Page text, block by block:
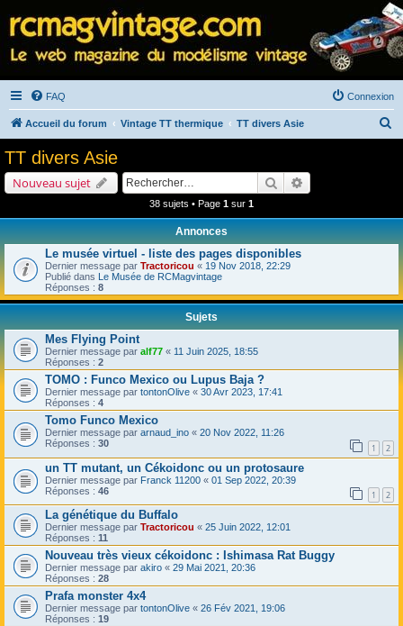
FAQ Connexion
Accueil du forum Vintage TT thermique TT divers Asie
e
TT divers Asie
Nouveau sujet Rechercher
38 sujets • Page 1 sur 1
Annonces
Le musée virtuel - liste des pages disponibles
Dernier message par Tractoricou « 19 Nov 2018, 22:29
Publié dans Le Musée de RCMagvintage
Réponses : 8
Sujets
Mes Flying Point
Dernier message par alf77 « 11 Juin 2025, 18:55
Réponses : 2
TOMO : Funco Mexico ou Lupus Baja ?
Dernier message par tontonOlive « 30 Avr 2023, 17:41
Réponses : 4
Tomo Funco Mexico
Dernier message par arnaud_ino « 20 Nov 2022, 11:26
Réponses : 30 1 2
un TT mutant, un Cékoidonc ou un protosaure
Dernier message par Franck 11200 « 01 Sep 2022, 20:39
Réponses : 46 1 2
La génétique du Buffalo
Dernier message par Tractoricou « 25 Juin 2022, 12:01
Réponses : 11
Nouveau très vieux cékoidonc : Ishimasa Rat Buggy
Dernier message par akiro « 29 Mai 2021, 20:36
Réponses : 28
Prafa monster 4x4
Dernier message par tontonOlive « 26 Fév 2021, 19:06
Réponses : 19